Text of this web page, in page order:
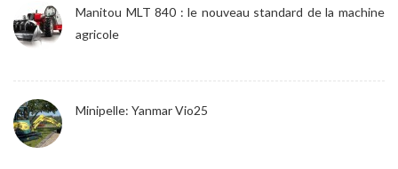
Manitou MLT 840 : le nouveau standard de la machine
agricole
Minipelle: Yanmar Vio25